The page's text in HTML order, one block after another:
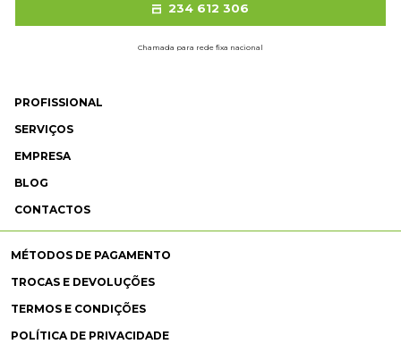
PROFISSIONAL
SERVIÇOS
EMPRESA
BLOG
CONTACTOS
MÉTODOS DE PAGAMENTO
TROCAS E DEVOLUÇÕES
TERMOS E CONDIÇÕES
POLÍTICA DE PRIVACIDADE
234 612 306
Chamada para rede fixa nacional